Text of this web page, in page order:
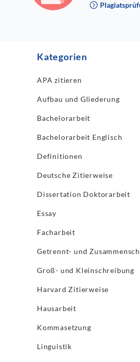
Kategorien
APA zitieren
Aufbau und Gliederung
Bachelorarbeit
Bachelorarbeit Englisch
Definitionen
Deutsche Zitierweise
Dissertation Doktorarbeit
Essay
Facharbeit
Getrennt- und
Groß- und Kleinschreibung
Harvard Zitierweise
Hausarbeit
Kommasetzung
Linguistik